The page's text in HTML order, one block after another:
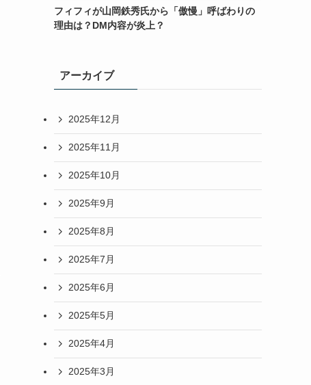
フィフィが山岡鉄秀氏から「傲慢」呼ばわりの
理由は？DM内容が炎上？
アーカイブ
2025年12月
2025年11月
2025年10月
2025年9月
2025年8月
2025年7月
2025年6月
2025年5月
2025年4月
2025年3月